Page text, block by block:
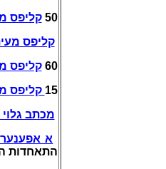
50 קליפס
קליפס
60 קליפס
15 קליפס
מכתב
א
התאחדות